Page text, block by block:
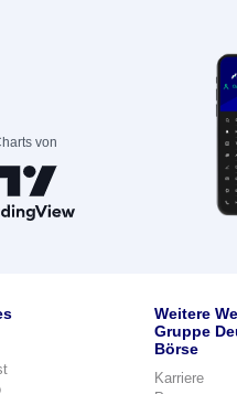
von
Weitere
Gruppe
Börse
Karriere